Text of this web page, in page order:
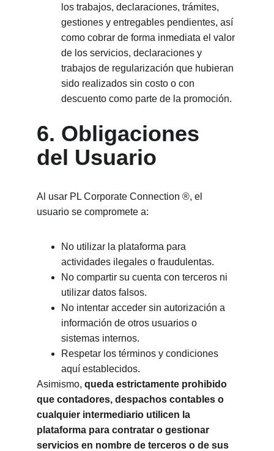
los trabajos, declaraciones, trámites,
gestiones y entregables pendientes, así
como cobrar de forma inmediata el valor
de los servicios, declaraciones y
trabajos de regularización que hubieran
sido realizados sin costo o con
descuento como parte de la promoción.
6. Obligaciones
del Usuario
Al usar PL Corporate Connection ®, el
usuario se compromete a:
No utilizar la plataforma para
actividades ilegales o fraudulentas.
No compartir su cuenta con terceros ni
utilizar datos falsos.
No intentar acceder sin autorización a
información de otros usuarios o
sistemas internos.
Respetar los términos y condiciones
aquí establecidos.
Asimismo, queda estrictamente prohibido
que contadores, despachos contables o
cualquier intermediario utilicen la
plataforma para contratar o gestionar
servicios en nombre de terceros o de sus